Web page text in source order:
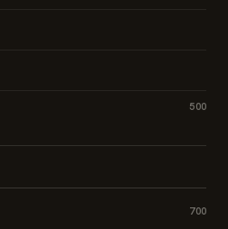
500
700